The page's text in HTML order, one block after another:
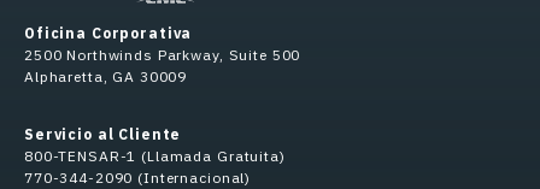
Oficina Corporativa
2500 Northwinds Parkway, Suite 500
Alpharetta, GA 30009
Servicio al Cliente
800-TENSAR-1 (Llamada Gratuita)
770-344-2090 (Internacional)